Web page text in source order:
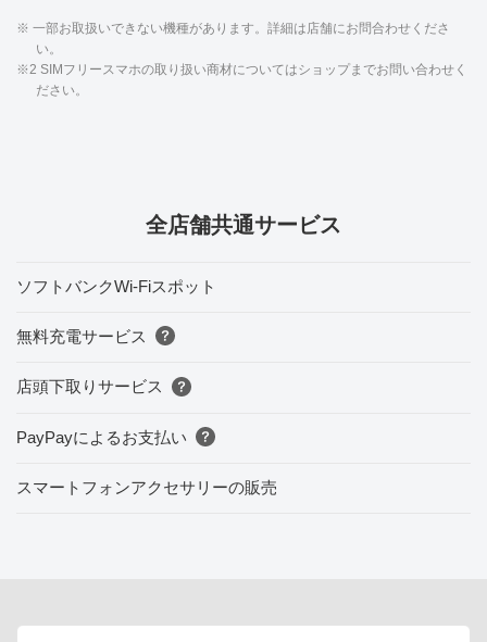
※ 一部お取扱いできない機種があります。詳細は店舗にお問合わせくださ
い。
※2 SIMフリースマホの取り扱い商材についてはショップまでお問い合わせく
ださい。
全店舗共通サービス
ソフトバンクWi-Fiスポット
無料充電サービス
店頭下取りサービス
PayPayによるお支払い
スマートフォンアクセサリーの販売